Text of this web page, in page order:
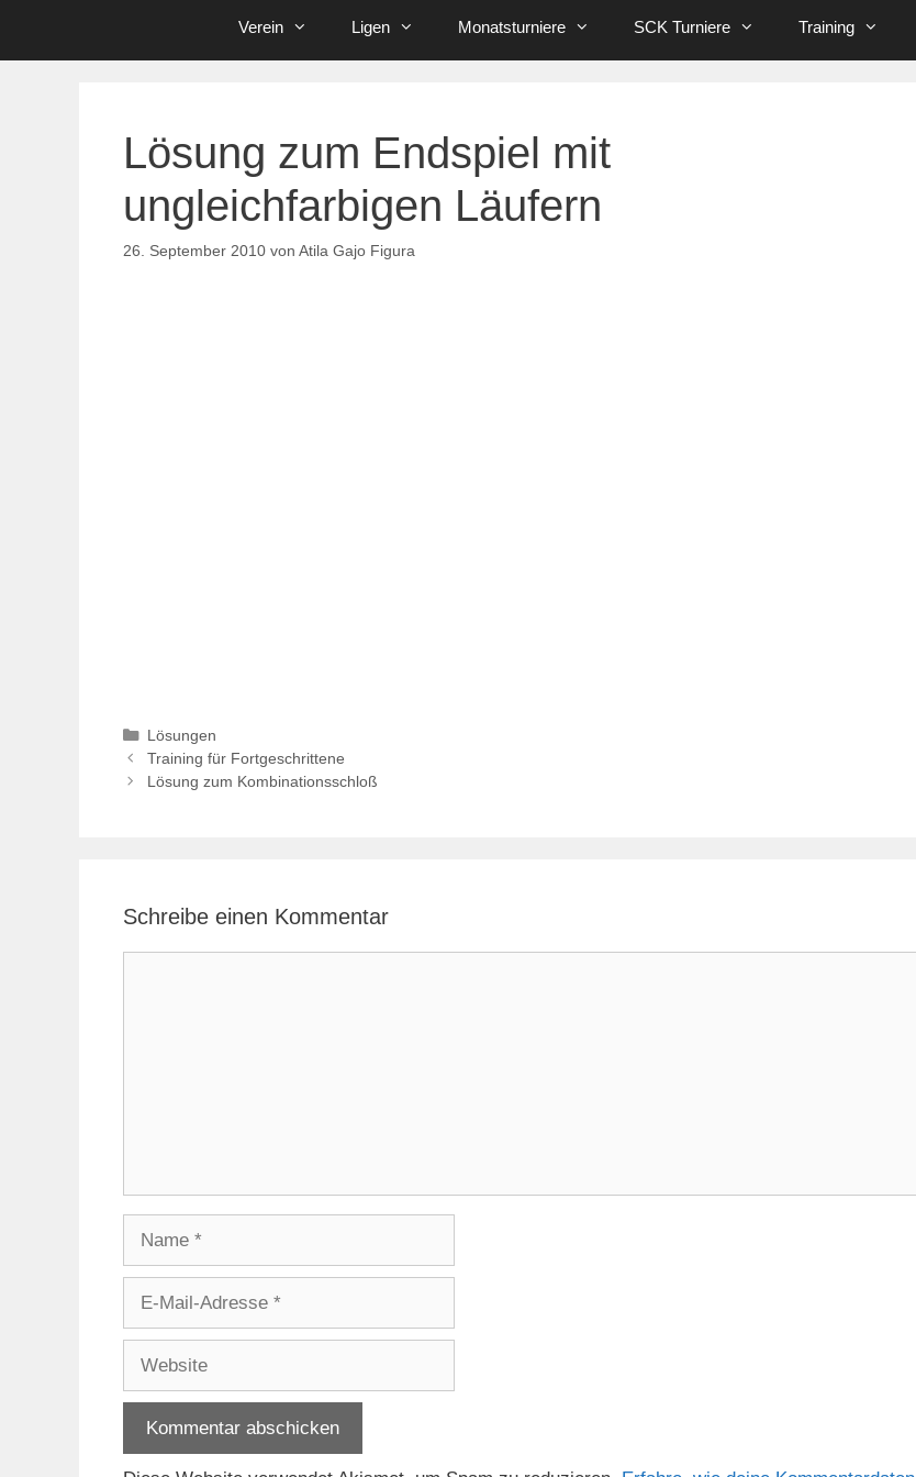
Verein Ligen Monatsturniere SCK Turniere Training
Lösung zum Endspiel mit
ungleichfarbigen Läufern
26. September 2010 von Atila Gajo Figura
Kategorien
Lösungen
Training für Fortgeschrittene
Lösung zum Kombinationsschloß
Schreibe einen Kommentar
Adresse